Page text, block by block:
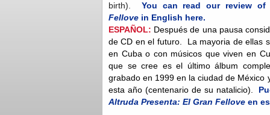
birth). You can read our review of
Fellove in English here.
ESPAÑOL: Después de una pausa
de CD en el futuro. La mayoria de ellas
en Cuba o con músicos que viven en
que se cree es el último álbum
grabado en 1999 en la ciudad de México
esta año (centenario de su natalicio).
Altruda Presenta: El Gran Fellove en